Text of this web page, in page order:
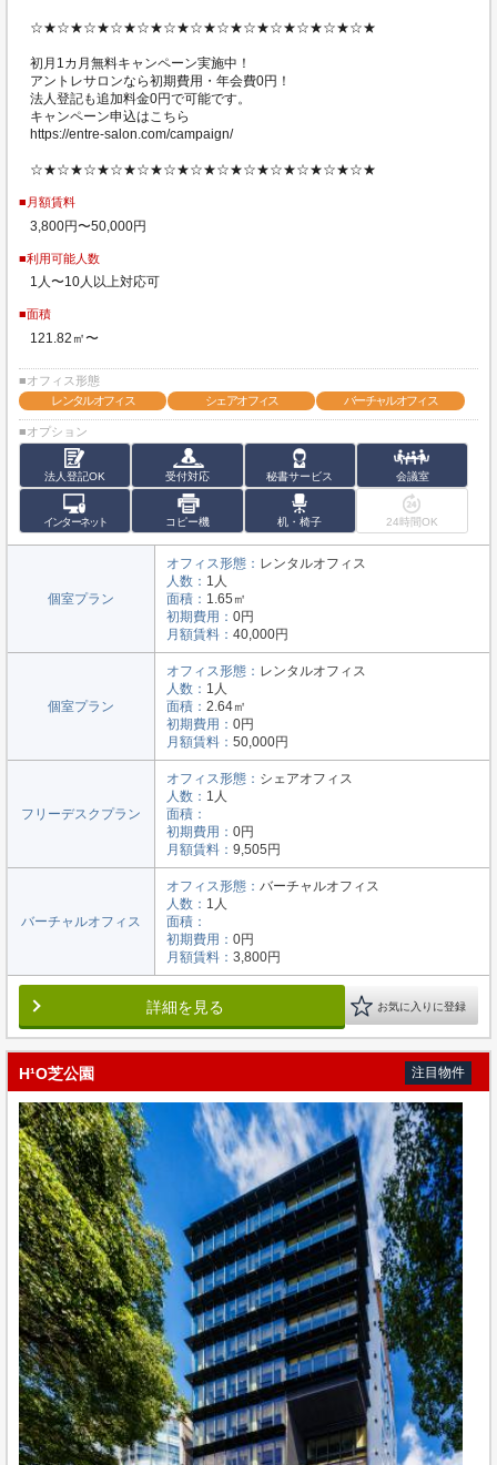
☆★☆★☆★☆★☆★☆★☆★☆★☆★☆★☆★☆★☆★
初月1カ月無料キャンペーン実施中！
アントレサロンなら初期費用・年会費0円！
法人登記も追加料金0円で可能です。
キャンペーン申込はこちら
https://entre-salon.com/campaign/
☆★☆★☆★☆★☆★☆★☆★☆★☆★☆★☆★☆★☆★
■月額賃料
3,800円〜50,000円
■利用可能人数
1人〜10人以上対応可
■面積
121.82㎡〜
■オフィス形態
レンタルオフィス
シェアオフィス バーチャルオフィス
■オプション
法人登記OK 受付対応 秘書サービス 会議室
インターネット コピー機 机・椅子 24時間OK
個室プラン
オフィス形態： レンタルオフィス
人数： 1人
面積： 1.65㎡
初期費用： 0円
月額賃料： 40,000円
個室プラン
オフィス形態： レンタルオフィス
人数： 1人
面積： 2.64㎡
初期費用： 0円
月額賃料： 50,000円
フリーデスクプラン
オフィス形態： シェアオフィス
人数： 1人
面積：
初期費用： 0円
月額賃料： 9,505円
バーチャルオフィス
オフィス形態： バーチャルオフィス
人数： 1人
面積：
初期費用： 0円
月額賃料： 3,800円
詳細を見る お気に入りに登録
H¹O芝公園 注目物件